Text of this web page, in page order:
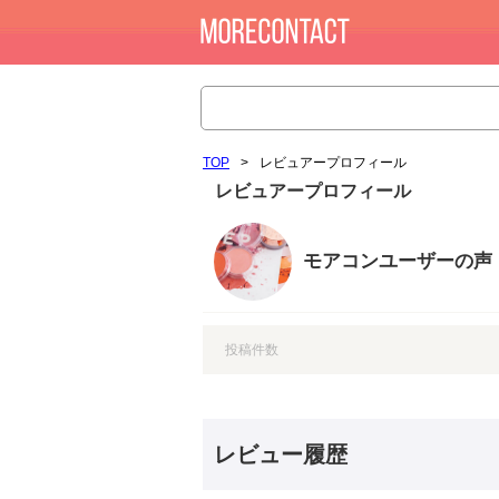
TOP > レビュアープロフィール
レビュアープロフィール
モアコンユーザーの声
投稿件数
レビュー履歴